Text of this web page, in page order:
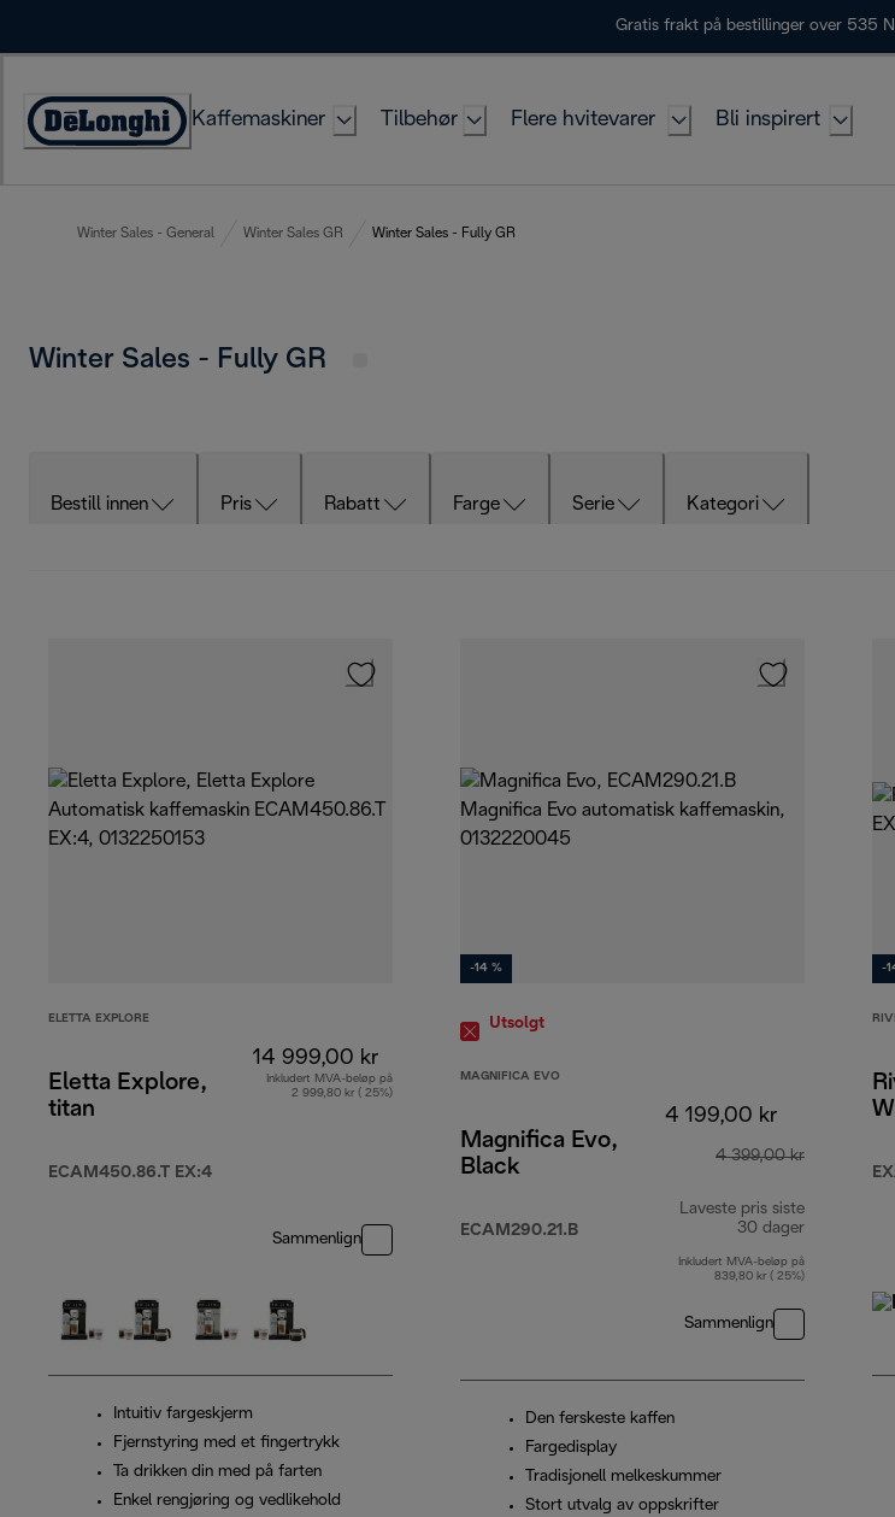
Gratis frakt på bestillinger over 535
Accessibility
Kaffemaskiner Tilbehør Flere hvitevarer Bli inspirert
Winter Sales - General Winter Sales GR Winter Sales - Fully GR
Winter Sales - Fully GR
Bestill innen Pris Rabatt Farge Serie Kategori
ELETTA EXPLORE
Eletta Explore,
titan
ECAM450.86.T EX:4
14 999,00 kr
Inkludert MVA-beløp på
2 999,80 kr ( 25%)
Sammenlign
Intuitiv fargeskjerm
Fjernstyring med et fingertrykk
Ta drikken din med på farten
Enkel rengjøring og vedlikehold
-14 %
Utsolgt
MAGNIFICA EVO
Magnifica Evo,
Black
ECAM290.21.B
4 199,00 kr
4 399,00 kr
Laveste pris siste
30 dager
Inkludert MVA-beløp på
839,80 kr ( 25%)
Sammenlign
Den ferskeste kaffen
Fargedisplay
Tradisjonell melkeskummer
Stort utvalg av oppskrifter
-